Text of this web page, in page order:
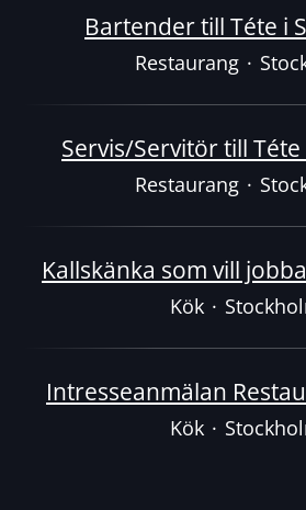
Bartender till Téte i
Restaurang ·
Servis/Servitör till
Restaurang ·
Kallskänka som vill
Kök ·
Intresseanmälan
Kök ·